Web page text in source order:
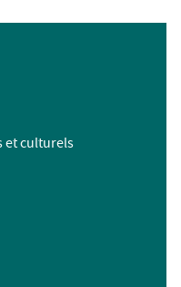
et culturels